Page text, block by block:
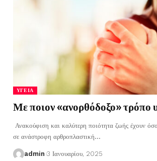
ΥΓΕΊΑ
Με ποιον «ανορθόδοξο» τρόπο
Ανακούφιση και καλύτερη ποιότητα ζωής έχουν
σε ανάστροφη αρθροπλαστική…
admin 3 Ιανουαρίου, 2025